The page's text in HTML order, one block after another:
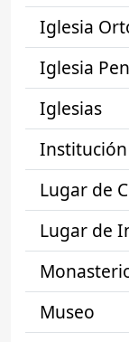
Iglesia
Iglesia
Iglesias
Lugar de
Lugar de
Museo